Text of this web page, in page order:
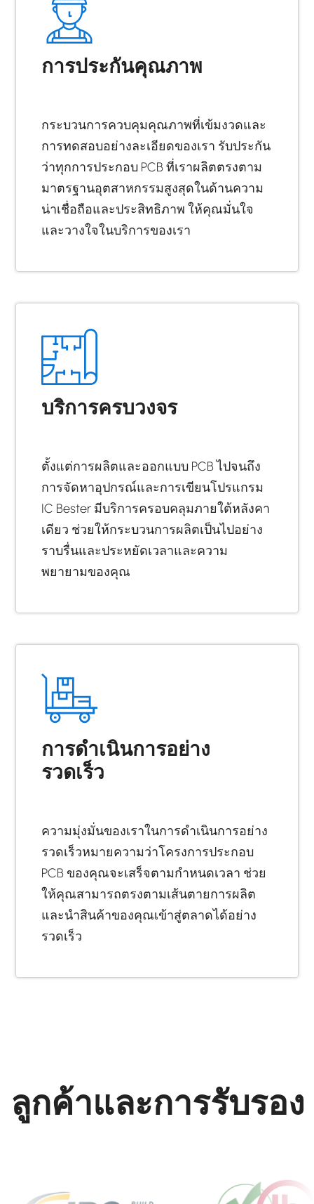
การประกันคุณภาพ
กระบวนการควบคุมคุณภาพที่เข้มงวดและ
การทดสอบอย่างละเอียดของเรา รับประกัน
ว่าทุกการประกอบ PCB ที่เราผลิตตรงตาม
มาตรฐานอุตสาหกรรมสูงสุดในด้านความ
น่าเชื่อถือและประสิทธิภาพ ให้คุณมั่นใจ
และวางใจในบริการของเรา
บริการครบวงจร
ตั้งแต่การผลิตและออกแบบ PCB ไปจนถึง
การจัดหาอุปกรณ์และการเขียนโปรแกรม
IC Bester มีบริการครอบคลุมภายใต้หลังคา
เดียว ช่วยให้กระบวนการผลิตเป็นไปอย่าง
ราบรื่นและประหยัดเวลาและความ
พยายามของคุณ
การดำเนินการอย่าง
รวดเร็ว
ความมุ่งมั่นของเราในการดำเนินการอย่าง
รวดเร็วหมายความว่าโครงการประกอบ
PCB ของคุณจะเสร็จตามกำหนดเวลา ช่วย
ให้คุณสามารถตรงตามเส้นตายการผลิต
และนำสินค้าของคุณเข้าสู่ตลาดได้อย่าง
รวดเร็ว
ลูกค้าและการรับรอง